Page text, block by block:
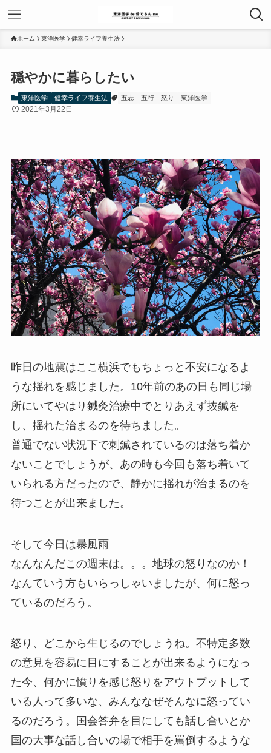
ホーム 東洋医学 健幸ライフ養生法
穏やかに暮らしたい
東洋医学 健幸ライフ養生法 五志 五行 怒り 東洋医学
2021年3月22日
昨日の地震はここ横浜でもちょっと不安になるよ
うな揺れを感じました。10年前のあの日も同じ場
所にいてやはり鍼灸治療中でとりあえず抜鍼を
し、揺れた治まるのを待ちました。
普通でない状況下で刺鍼されているのは落ち着か
ないことでしょうが、あの時も今回も落ち着いて
いられる方だったので、静かに揺れが治まるのを
待つことが出来ました。
そして今日は暴風雨
なんなんだこの週末は。。。地球の怒りなのか！
なんていう方もいらっしゃいましたが、何に怒っ
ているのだろう。
怒り、どこから生じるのでしょうね。不特定多数
の意見を容易に目にすることが出来るようになっ
た今、何かに憤りを感じ怒りをアウトプットして
いる人って多いな、みんななぜそんなに怒ってい
るのだろう。国会答弁を目にしても話し合いとか
国の大事な話し合いの場で相手を罵倒するような